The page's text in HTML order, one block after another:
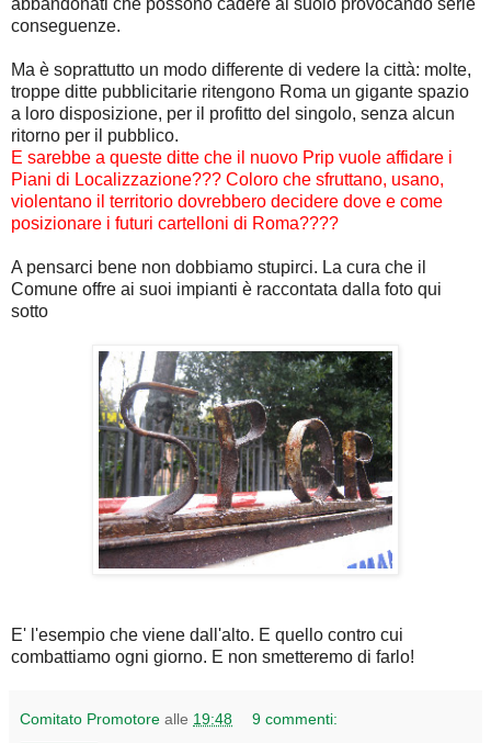
conseguenze.
Ma è soprattutto un modo differente di vedere la città: molte,
troppe ditte pubblicitarie ritengono Roma un gigante spazio
a loro disposizione, per il profitto del singolo, senza alcun
ritorno per il pubblico.
E sarebbe a queste ditte che il nuovo Prip vuole affidare i
Piani di Localizzazione??? Coloro che sfruttano, usano,
violentano il territorio dovrebbero decidere dove e come
posizionare i futuri cartelloni di Roma????
A pensarci bene non dobbiamo stupirci. La cura che il
Comune offre ai suoi impianti è raccontata dalla foto qui
sotto
E' l'esempio che viene dall'alto. E quello contro cui
combattiamo ogni giorno. E non smetteremo di farlo!
Comitato Promotore alle 19:48 9 commenti: